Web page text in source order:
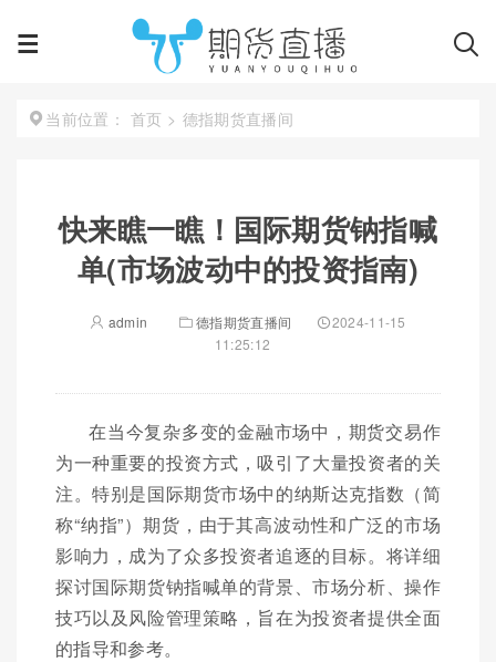
当前位置： 首页 > 德指期货直播间
快来瞧一瞧！国际期货钠指喊
单(市场波动中的投资指南)
admin 德指期货直播间
2024-11-15
11:25:12
在当今复杂多变的金融市场中，期货交易作
为一种重要的投资方式，吸引了大量投资者的关
注。特别是国际期货市场中的纳斯达克指数（简
称“纳指”）期货，由于其高波动性和广泛的市场
影响力，成为了众多投资者追逐的目标。将详细
探讨国际期货钠指喊单的背景、市场分析、操作
技巧以及风险管理策略，旨在为投资者提供全面
的指导和参考。